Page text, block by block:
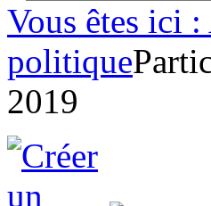
Vous êtes ici
politique
2019